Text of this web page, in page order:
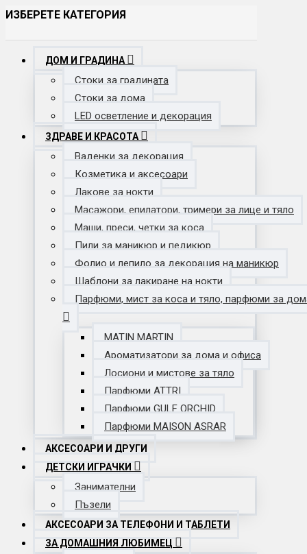
ИЗБЕРЕТЕ КАТЕГОРИЯ
ДОМ И ГРАДИНА
Стоки за градината
Стоки за дома
LED осветление и декорация
ЗДРАВЕ И КРАСОТА
Ваденки за декорация
Козметика и аксесоари
Лакове за нокти
Масажори, епилатори, тримери за лице и тяло
Маши, преси, четки за коса
Пили за маникюр и педикюр
Фолио и лепило за декорация на маникюр
Шаблони за лакиране на нокти
Парфюми, мист за коса и тяло, парфюми за
MATIN MARTIN
Ароматизатори за дома и офиса
Лосиони и мистове за тяло
Парфюми ATTRI
Парфюми GULF ORCHID
Парфюми MAISON ASRAR
АКСЕСОАРИ И ДРУГИ
ДЕТСКИ ИГРАЧКИ
Занимателни
Пъзели
АКСЕСОАРИ ЗА ТЕЛЕФОНИ И ТАБЛЕТИ
ЗА ДОМАШНИЯ ЛЮБИМЕЦ